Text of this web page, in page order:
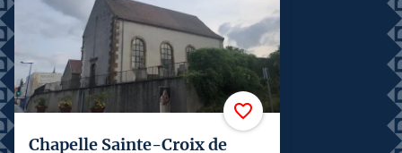
Chapelle Sainte-Croix de